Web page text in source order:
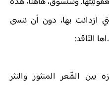
ازدانت بها، دون أن ننسى
النّاقد:
الشّعر المنثور والنثر